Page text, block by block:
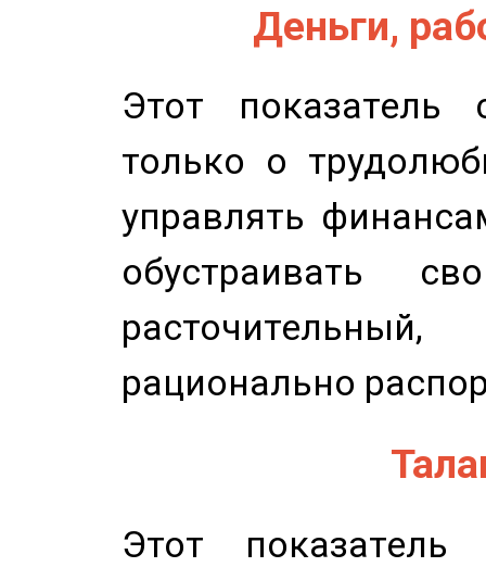
Деньги,
Этот показатель
только о
управлять
обустраивать
рационально
Этот показатель